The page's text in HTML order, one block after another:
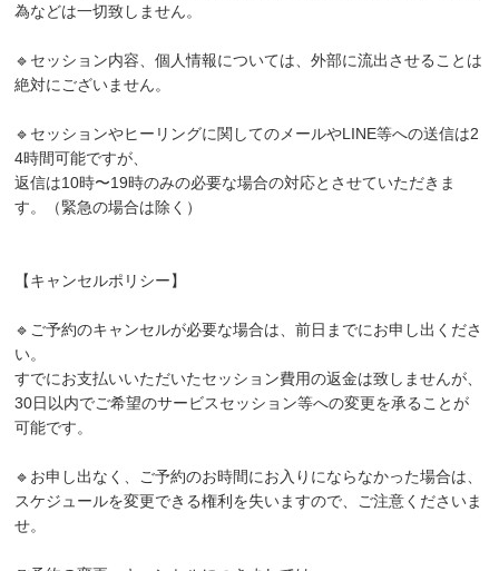
為などは一切致しません。
🔹セッション内容、個人情報については、外部に流出させることは
絶対にございません。
🔹セッションやヒーリングに関してのメールやLINE等への送信は2
4時間可能ですが、
返信は10時〜19時のみの必要な場合の対応とさせていただきま
す。（緊急の場合は除く）
【キャンセルポリシー】
🔹ご予約のキャンセルが必要な場合は、前日までにお申し出くださ
い。
すでにお支払いいただいたセッション費用の返金は致しませんが、
30日以内でご希望のサービスセッション等への変更を承ることが
可能です。
🔹お申し出なく、ご予約のお時間にお入りにならなかった場合は、
スケジュールを変更できる権利を失いますので、ご注意くださいま
せ。